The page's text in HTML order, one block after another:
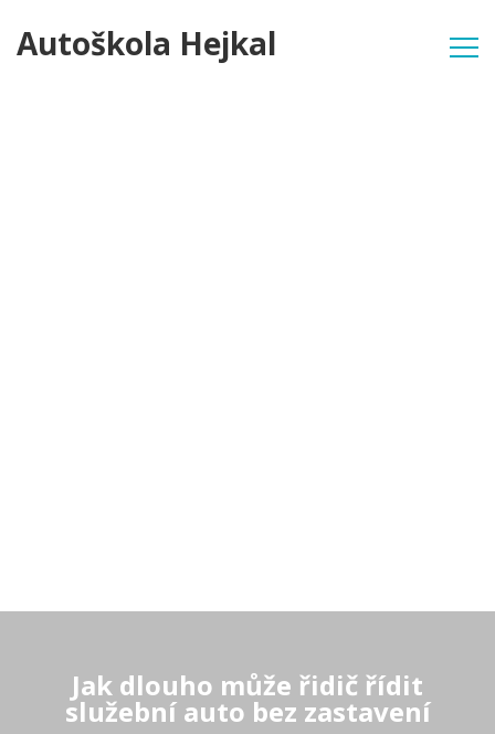
Autoškola Hejkal
Jak dlouho může řidič řídit
služební auto bez zastavení